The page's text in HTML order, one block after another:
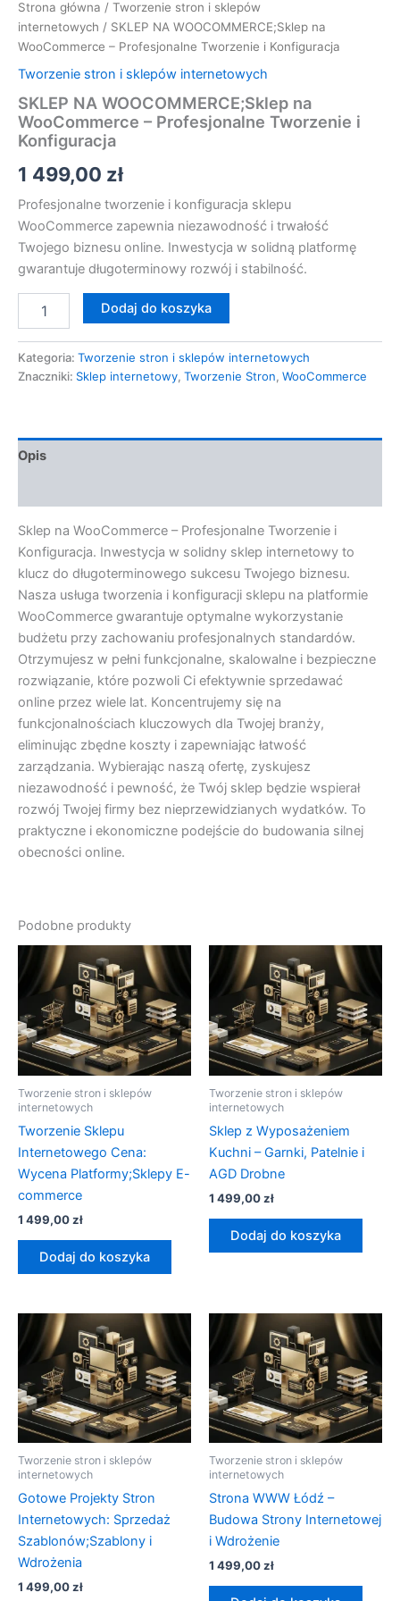
Strona główna / Tworzenie stron i sklepów
internetowych / SKLEP NA WOOCOMMERCE;Sklep na
WooCommerce – Profesjonalne Tworzenie i Konfiguracja
Tworzenie stron i sklepów internetowych
SKLEP NA WOOCOMMERCE;Sklep na
WooCommerce – Profesjonalne Tworzenie i
Konfiguracja
1 499,00 zł
Profesjonalne tworzenie i konfiguracja sklepu
WooCommerce zapewnia niezawodność i trwałość
Twojego biznesu online. Inwestycja w solidną platformę
gwarantuje długoterminowy rozwój i stabilność.
Dodaj do koszyka
Kategoria: Tworzenie stron i sklepów internetowych
Znaczniki: Sklep internetowy, Tworzenie Stron, WooCommerce
Opis
Sklep na WooCommerce – Profesjonalne Tworzenie i
Konfiguracja. Inwestycja w solidny sklep internetowy to
klucz do długoterminowego sukcesu Twojego biznesu.
Nasza usługa tworzenia i konfiguracji sklepu na platformie
WooCommerce gwarantuje optymalne wykorzystanie
budżetu przy zachowaniu profesjonalnych standardów.
Otrzymujesz w pełni funkcjonalne, skalowalne i bezpieczne
rozwiązanie, które pozwoli Ci efektywnie sprzedawać
online przez wiele lat. Koncentrujemy się na
funkcjonalnościach kluczowych dla Twojej branży,
eliminując zbędne koszty i zapewniając łatwość
zarządzania. Wybierając naszą ofertę, zyskujesz
niezawodność i pewność, że Twój sklep będzie wspierał
rozwój Twojej firmy bez nieprzewidzianych wydatków. To
praktyczne i ekonomiczne podejście do budowania silnej
obecności online.
Podobne produkty
Tworzenie stron i sklepów
internetowych
Tworzenie Sklepu
Internetowego Cena:
Wycena Platformy;Sklepy E-
commerce
1 499,00zł
Dodaj do koszyka
Tworzenie stron i sklepów
internetowych
Sklep z Wyposażeniem
Kuchni – Garnki, Patelnie i
AGD Drobne
1 499,00zł
Dodaj do koszyka
Tworzenie stron i sklepów
internetowych
Gotowe Projekty Stron
Internetowych: Sprzedaż
Szablonów;Szablony i
Wdrożenia
1 499,00zł
Tworzenie stron i sklepów
internetowych
Strona WWW Łódź –
Budowa Strony Internetowej
i Wdrożenie
1 499,00zł